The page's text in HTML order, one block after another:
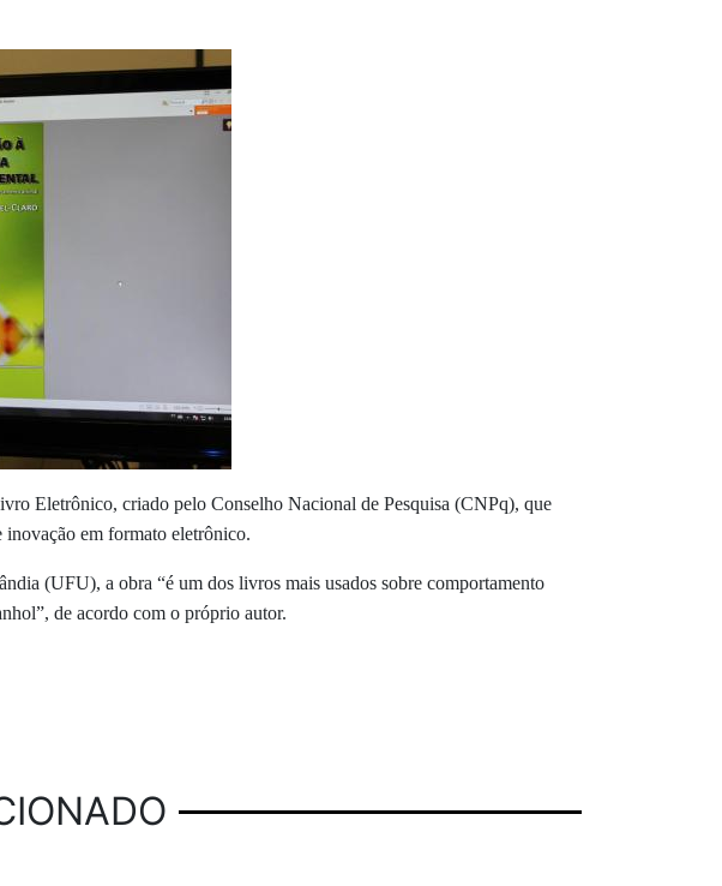
Eletrônico, criado pelo Conselho Nacional de Pesquisa (CNPq), que
em formato eletrônico.
(UFU), a obra “é um dos livros mais usados sobre comportamento
de acordo com o próprio autor.